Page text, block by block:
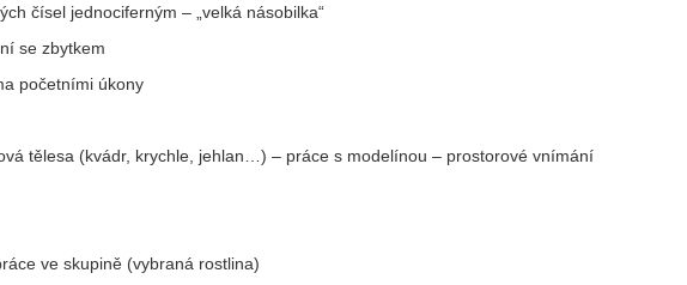
čísel jednociferným – „velká násobilka“
se zbytkem
početními úkony
tělesa (kvádr, krychle, jehlan…) – práce s modelínou – prostorové vnímání
ve skupině (vybraná rostlina)